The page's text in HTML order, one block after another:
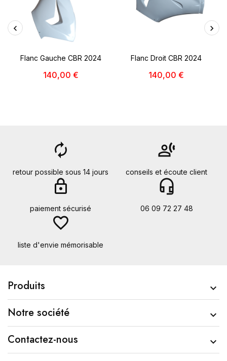
Flanc Gauche CBR 2024
140,00 €
Flanc Droit CBR 2024
140,00 €
autorenew
retour possible sous 14 jours
transcribe
conseils et écoute client
lock
paiement sécurisé
headset_mic
06 09 72 27 48
favorite_border
liste d'envie mémorisable
Produits 
Notre société 
Contactez-nous 